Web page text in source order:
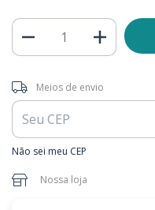
Entregas para o CEP:
Meios de envio
Não sei meu CEP
Nossa loja